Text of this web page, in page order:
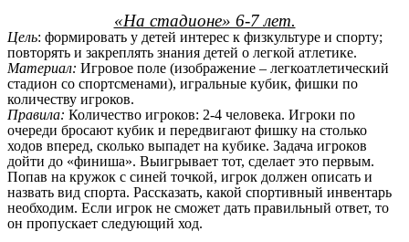
«На стадионе» 6-7 лет.
Цель: формировать у детей интерес к физкультуре и спорту;
повторять и закреплять знания детей о легкой атлетике.
Материал: Игровое поле (изображение – легкоатлетический
стадион со спортсменами), игральные кубик, фишки по
количеству игроков.
Правила: Количество игроков: 2-4 человека. Игроки по
очереди бросают кубик и передвигают фишку на столько
ходов вперед, сколько выпадет на кубике. Задача игроков
дойти до «финиша». Выигрывает тот, сделает это первым.
Попав на кружок с синей точкой, игрок должен описать и
назвать вид спорта. Рассказать, какой спортивный инвентарь
необходим. Если игрок не сможет дать правильный ответ, то
он пропускает следующий ход.